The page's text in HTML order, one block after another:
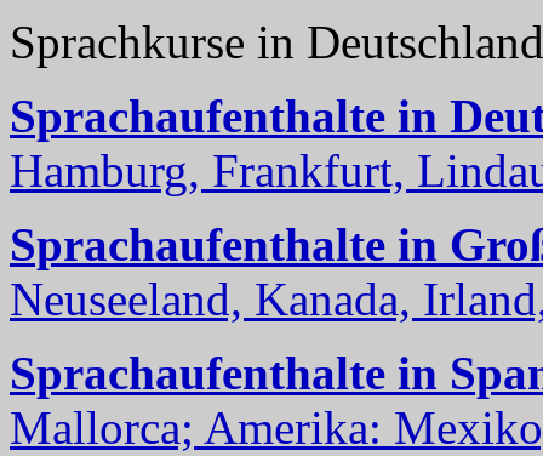
Sprachkurse in
Sprachaufenthalte in
Hamburg, Frankfurt,
Sprachaufenthalte in
Neuseeland, Kanada,
Sprachaufenthalte in
Mallorca; Amerika: